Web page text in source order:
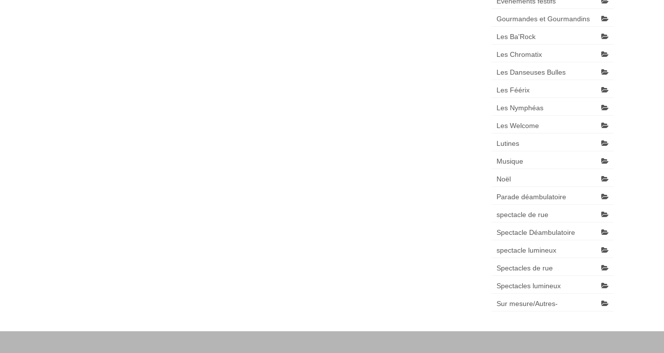
Gourmandes et Gourmandins
Les Ba'Rock
Les Chromatix
Les Danseuses Bulles
Les Féérix
Les Nymphéas
Les Welcome
Lutines
Musique
Noël
Parade déambulatoire
spectacle de rue
Spectacle Déambulatoire
spectacle lumineux
Spectacles de rue
Spectacles lumineux
Sur mesure/Autres-